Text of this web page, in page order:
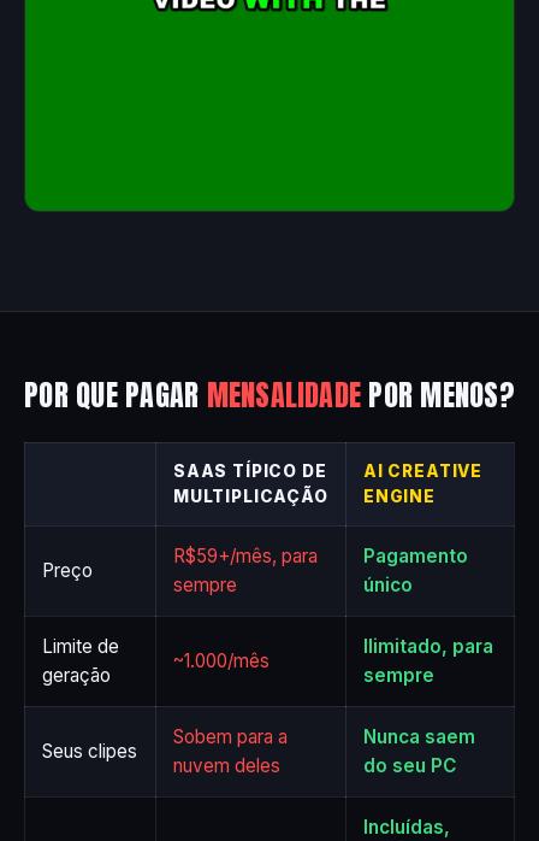
POR QUE PAGAR MENSALIDADEPOR MENOS?
SAAS TÍPICO DE
MULTIPLICAÇÃO
AI CREATIVE
ENGINE
Preço
R$59+/mês, para
sempre
Pagamento
único
Limite de
geração
~1.000/mês
Ilimitado, para
sempre
Seus clipes
Sobem para a
nuvem deles
Nunca saem
do seu PC
Incluídas,